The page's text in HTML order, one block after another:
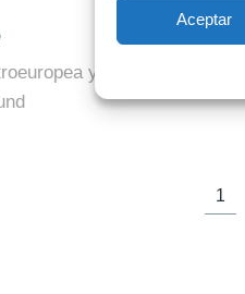
Aceptar
y en
1